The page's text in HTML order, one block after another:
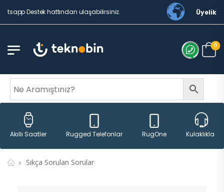
Destek hattından ulaşabilirsiniz. Üyelik
0
Akıllı Saatler Rugged Telefonlar RugOne Kulaklıklar
Sıkça Sorulan Sorular